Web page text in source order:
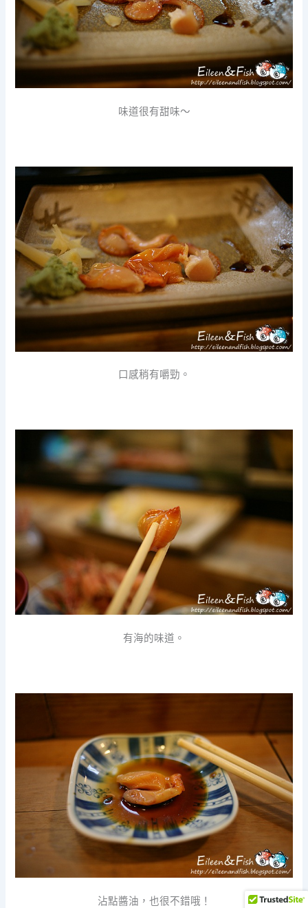
味道很有甜味～
口感稍有嚼勁。
有海的味道。
沾點醬油，也很不錯哦！